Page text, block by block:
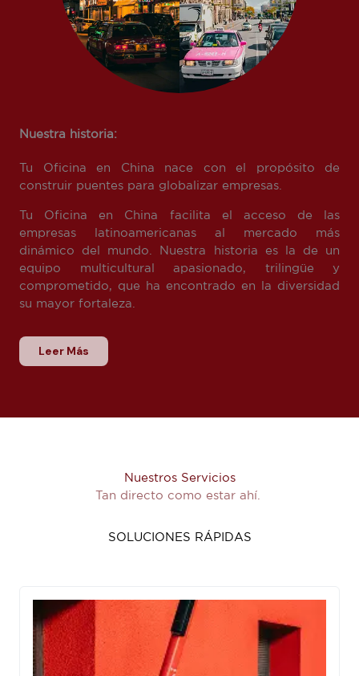
Nuestra historia:
Tu Oficina en China nace con el propósito de
construir puentes para globalizar empresas.
Tu Oficina en China facilita el acceso de las
empresas latinoamericanas al mercado más
dinámico del mundo. Nuestra historia es la de un
equipo multicultural apasionado, trilingüe y
comprometido, que ha encontrado en la diversidad
su mayor fortaleza.
Leer Más
Nuestros Servicios
Tan directo como estar ahí.
SOLUCIONES RÁPIDAS